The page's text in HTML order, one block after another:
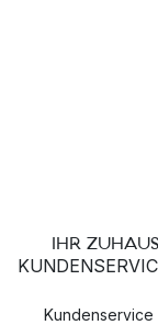
IHR
Kundenservice